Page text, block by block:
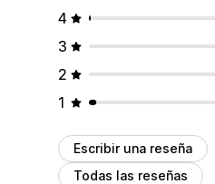
4
3
2
1
Escribir una reseña
Todas las reseñas